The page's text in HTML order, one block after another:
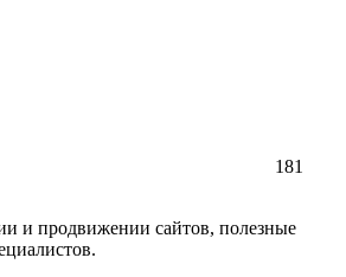
181
и продвижении сайтов, полезные